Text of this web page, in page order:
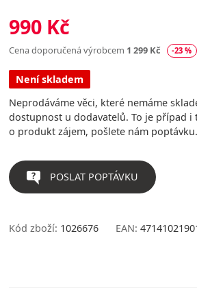
990 Kč
Cena doporučená výrobcem 1 299 Kč -23 %
Není skladem
Neprodáváme věci, které nemáme
dostupnost u dodavatelů. To je případ i
o produkt zájem, pošlete nám
POSLAT POPTÁVKU
Kód zboží: 1026676 EAN: